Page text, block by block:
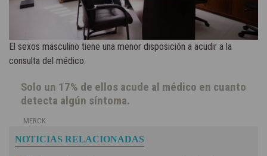
El sexos masculino tiene una menor disposición a acudir a la
consulta del médico.
Solo un 17% de ellos acude al médico en cuanto
detecta algún síntoma.
MERCK
NOTICIAS RELACIONADAS